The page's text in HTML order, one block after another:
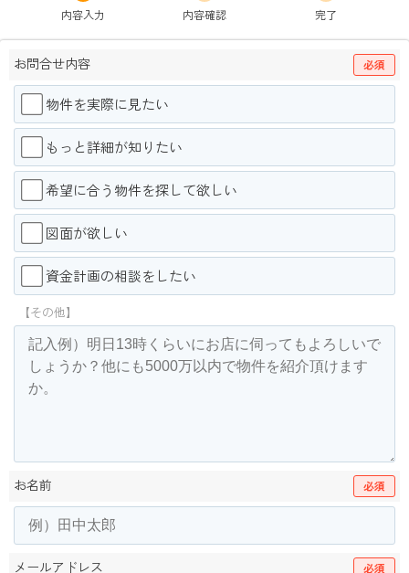
内容入力
内容確認
完了
お問合せ内容 必須
物件を実際に見たい
もっと詳細が知りたい
希望に合う物件を探して欲しい
図面が欲しい
資金計画の相談をしたい
【その他】
お名前 必須
メールアドレス 必須